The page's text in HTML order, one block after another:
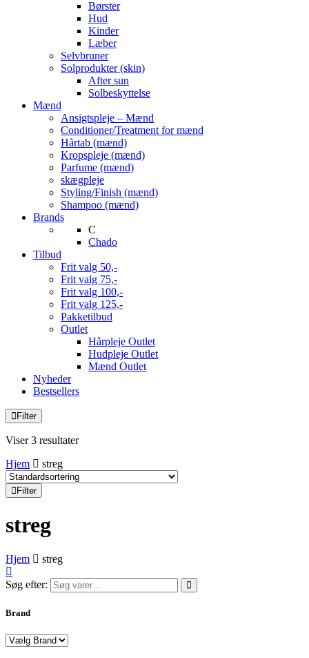
Børster
Hud
Kinder
Læber
Selvbruner
Solprodukter (skin)
After sun
Solbeskyttelse
Mænd
Ansigtspleje – Mænd
Conditioner/Treatment for mænd
Hårtab (mænd)
Kropspleje (mænd)
Parfume (mænd)
skægpleje
Styling/Finish (mænd)
Shampoo (mænd)
Brands
C
Chado
Tilbud
Frit valg 50,-
Frit valg 75,-
Frit valg 100,-
Frit valg 125,-
Pakketilbud
Outlet
Hårpleje Outlet
Hudpleje Outlet
Mænd Outlet
Nyheder
Bestsellers
Filter
Viser 3 resultater
Hjem
streg
Filter
streg
Hjem streg
Søg efter:
Brand